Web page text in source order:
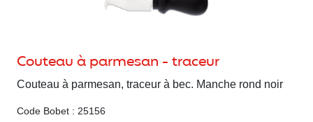
Couteau à parmesan - traceur
Couteau à parmesan, traceur à bec. Manche rond noir
Code Bobet : 25156